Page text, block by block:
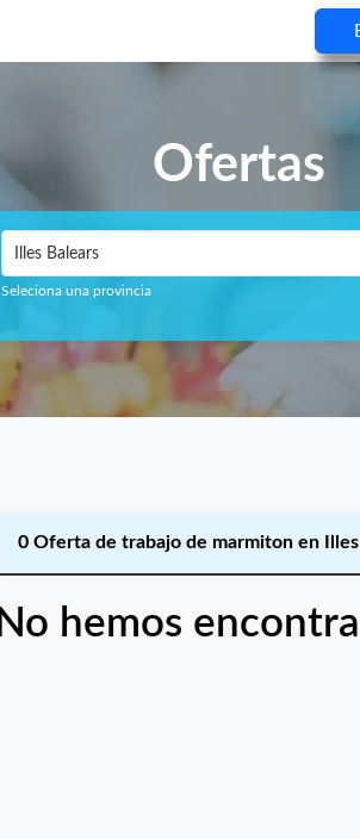
Ofertas
Illes Balears
Seleciona una provincia
0 Oferta de trabajo de marmiton en
No hemos